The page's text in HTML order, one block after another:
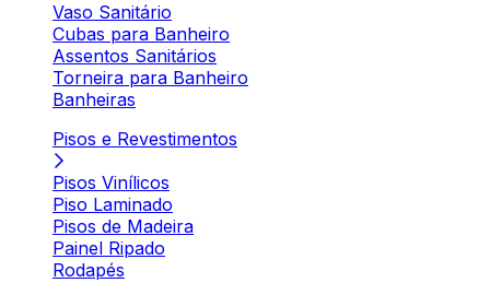
Vaso Sanitário
Cubas para Banheiro
Assentos Sanitários
Torneira para Banheiro
Banheiras
Pisos e Revestimentos
Pisos Vinílicos
Piso Laminado
Pisos de Madeira
Painel Ripado
Rodapés